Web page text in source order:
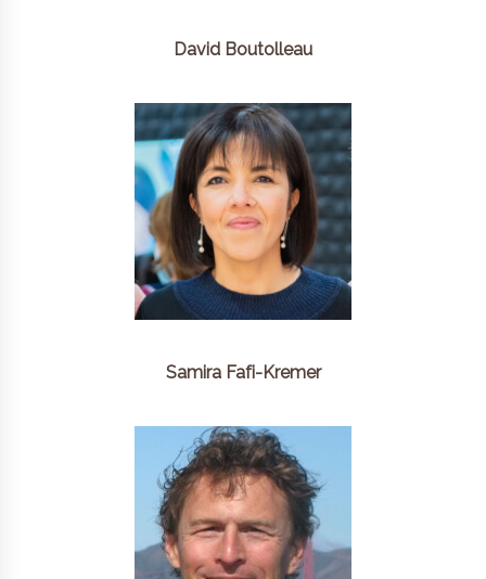
David Boutolleau
Samira Fafi-Kremer